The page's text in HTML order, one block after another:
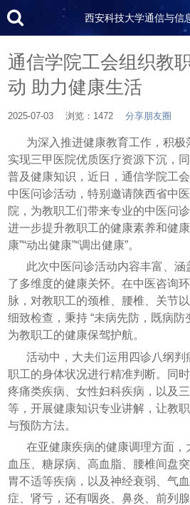
西安科技大学通信与信
通信学院工会组织教
动 助力健康生活
2025-07-03 浏览：1472 分享朋友圈
为深入推进健康教育工作，积极
实现三甲医院优质医疗资源下沉，
普及健康知识，近日，通信学院工
中医问诊活动，特别邀请陕西省中
院，为教职工们带来专业的中医问
进一步提升教职工的健康素养和健
康”“动出健康”“调出健康”。
此次中医问诊活动内容丰富、
了多维度的健康关怀。在中医咨询
脉，对教职工的颈椎、腰椎、关节
细致检查，秉持 “未病先防，既病防
为教职工的健康保驾护航。
活动中，大夫们运用四诊八纲
职工的身体状况进行精准判断。同
疼痛类疾病、女性妇科疾病，以及
等，开展健康知识专业讲解，让教
与预防方法。
在亚健康疾病的健康调理方面
血压、糖尿病、高血脂、腰椎间盘
胃不适等疾病，以及神经衰弱、气
症、肾亏，还有咽炎、鼻炎、前列